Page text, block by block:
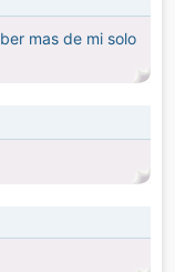
mas de mi solo